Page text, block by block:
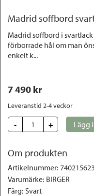
Madrid soffbord
Madrid soffbord i
förborrade hål om man
enkelt k...
7 490 kr
Leveranstid 2-4 veckor
- + Lägg
Om produkten
Artikelnummer:
Varumärke: BIRGER
Färg: Svart